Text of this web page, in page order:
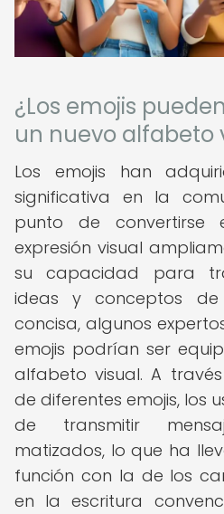
¿Los emojis
un nuevo alfabeto
Los emojis han
significativa en la
punto de
expresión visual
su capacidad para
ideas y conceptos
concisa, algunos
emojis podrían ser
alfabeto visual. A
de diferentes emojis, los
de transmitir
matizados, lo que ha
función con la de los
en la escritura